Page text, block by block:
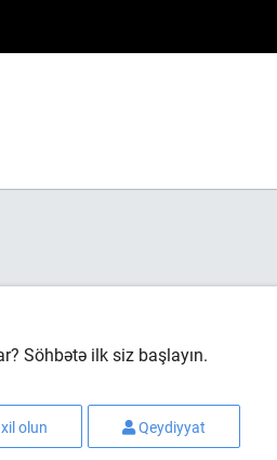
Söhbətə ilk siz başlayın.
olun Qeydiyyat